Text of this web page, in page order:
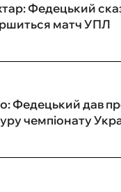
Федецький
матч УПЛ
Федецький дав
чемпіонату